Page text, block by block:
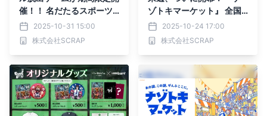
催！！ 名だたるスポーツ
イベントで激戦の舞台とな
ったスタジアムから君は脱
出できるか？ 『国立競技
月に開催決定！
2025-10-31 15:00
株式会社SCRAP
ゾトキマーケット』 全国
から76ブースが集結！
2025-10-24 17:00
株式会社SCRAP